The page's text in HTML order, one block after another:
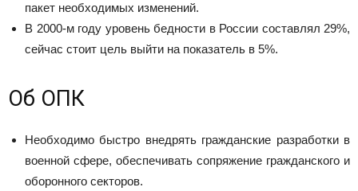
пакет необходимых изменений.
В 2000-м году уровень бедности в России составлял 29%,
сейчас стоит цель выйти на показатель в 5%.
Об ОПК
Необходимо быстро внедрять гражданские разработки в
военной сфере, обеспечивать сопряжение гражданского и
оборонного секторов.